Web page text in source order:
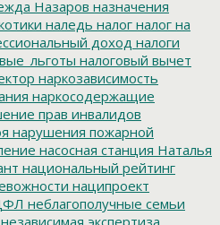
Назаров назначения
наледь налог налог на
доход налоги
налоговый вычет
наркозависимость
наркосодержащие
прав инвалидов
нарушения пожарной
насосная станция Наталья
национальный рейтинг
наципроект
неблагополучные семьи
независимая экспертиза